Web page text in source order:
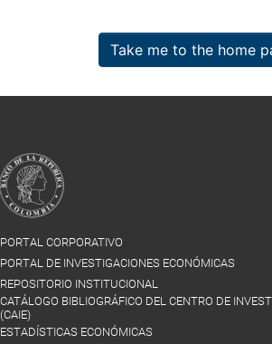
Take me to the home
PORTAL CORPORATIVO
PORTAL DE INVESTIGACIONES ECONÓMICAS
REPOSITORIO INSTITUCIONAL
CATÁLOGO BIBLIOGRÁFICO DEL CENTRO DE
(CAIE)
ESTADÍSTICAS ECONÓMICAS